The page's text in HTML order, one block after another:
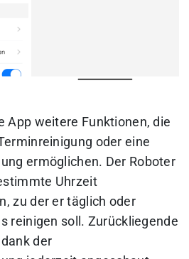
App weitere Funktionen, die
oder eine
ermöglichen. Der Roboter
Uhrzeit
zu der er täglich oder
reinigen soll. Zurückliegende
der